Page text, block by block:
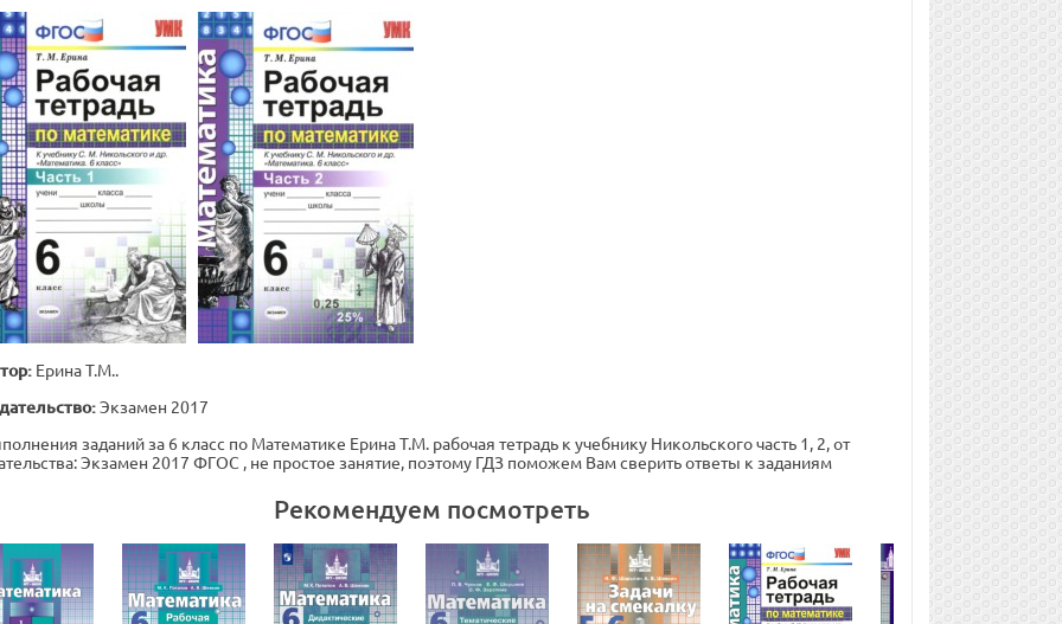
Ерина Т.М..
Экзамен 2017
заданий за 6 класс по Математике Ерина Т.М. рабочая тетрадь к учебнику Никольского часть 1, 2, от
Экзамен 2017 ФГОС , не простое занятие, поэтому ГДЗ поможем Вам сверить ответы к заданиям
Рекомендуем посмотреть